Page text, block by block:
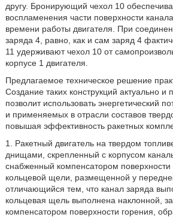
другу. Бронирующий чехол 10
воспламенения части поверхности
времени работы двигателя. При
заряда 4, равно, как и сам заряд 4
11 удерживают чехол 10 от
корпусе 1 двигателя.
Предлагаемое техническое решение
Создание таких конструкций актуально и
позволит использовать энергетический
и применяемых в отрасли составов
повышая эффективность ракетных
1. Ракетный двигатель на твердом
днищами, скрепленный с корпусом
снабженный компенсатором поверхности
кольцевой щели, размещенной у
отличающийся тем, что канал заряда
кольцевая щель выполнена наклонной,
компенсатором поверхности горения,